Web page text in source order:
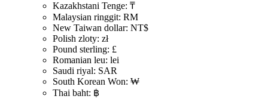
Kazakhstani Tenge: ₸
Malaysian ringgit: RM
New Taiwan dollar: NT$
Polish zloty: zł
Pound sterling: £
Romanian leu: lei
Saudi riyal: SAR
South Korean Won: ₩
Thai baht: ฿